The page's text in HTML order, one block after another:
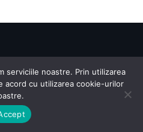
TelefoaneContact
serviciile noastre. Prin utilizarea
acord cu utilizarea cookie-urilor